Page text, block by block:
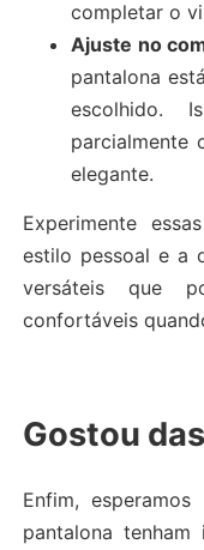
completar o
Ajuste no
pantalona
escolhido.
parcialmente
elegante.
Experimente
estilo pessoal e a
versáteis que
confortáveis
Gostou
Enfim,
pantalona